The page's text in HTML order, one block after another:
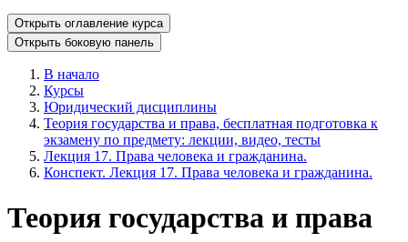
Открыть оглавление курса
Открыть боковую панель
В начало
Курсы
Юридический дисциплины
Теория государства и права, бесплатная подготовка к
экзамену по предмету: лекции, видео, тесты
Лекция 17. Права человека и гражданина.
Конспект. Лекция 17. Права человека и гражданина.
Теория государства и права